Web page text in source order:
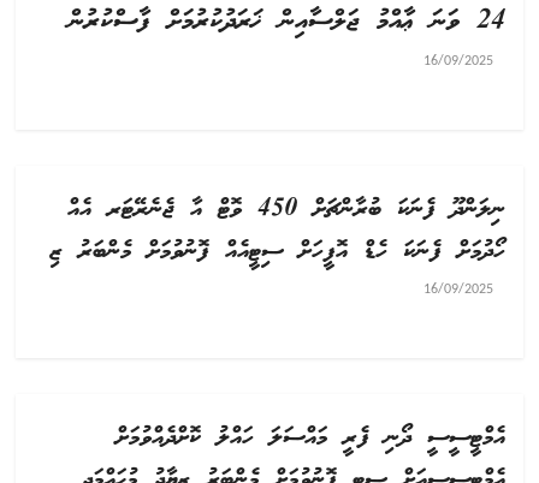
24 ވަނަ ޢާއްމު ޖަލްސާއިން ޚަރަދުކުރުމަށް ފާސްކުރުން
16/09/2025
ނިލަންދޫ ފެނަކަ ބުރާންޗަށް 450 ވޮޓް އާ ޖެނެރޭޓަރ އެއް
ހޯދުމަށް ފެނަކަ ހެޑް އޮފީހަށް ސިޓީއެއް ފޮނުވުމަށް މެންބަރު ޒި
16/09/2025
އެމްޓީސީސީ ދޯނި ފެރީ މައްސަލަ ހައްލު ކޮށްދެއްވުމަށް